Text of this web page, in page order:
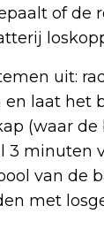
of de
uit:
en laat het
(waar
3 minuten
van de
met